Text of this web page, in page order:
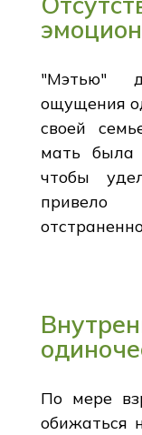
"Мэтью"
ощущения
своей
мать была
чтобы
По мере
обижаться